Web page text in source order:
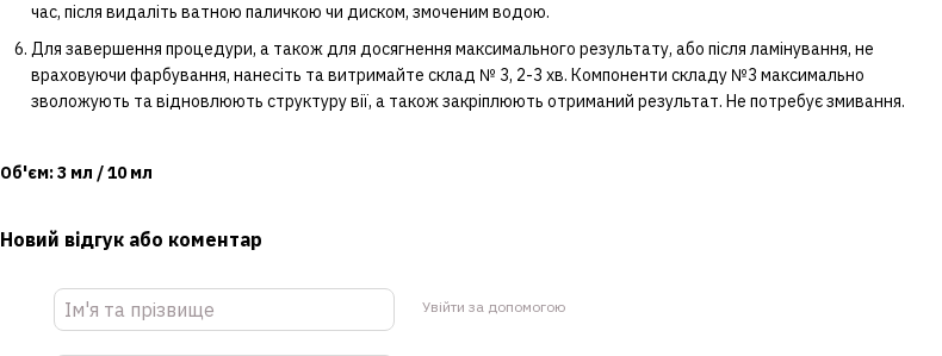
час, після видаліть ватною паличкою чи диском, змоченим водою.
Для завершення процедури, а також для досягнення максимального результату, або після ламінування, не
враховуючи фарбування, нанесіть та витримайте склад № 3, 2-3 хв. Компоненти складу №3 максимально
зволожують та відновлюють структуру вії, а також закріплюють отриманий результат. Не потребує змивання.
Об'єм: 3 мл / 10 мл
Новий відгук або коментар
Увійти за допомогою